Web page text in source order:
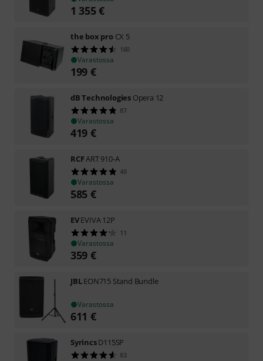
1 355€
the box pro CX 5
160
Varastossa
199 €
dB Technologies Opera 12
87
Varastossa
419 €
RCFART 910-A
40
Varastossa
585 €
EVEVIVA 12P
11
Varastossa
359 €
JBLEON715 Stand Bundle
Varastossa
611 €
SyrincsD115SP
83